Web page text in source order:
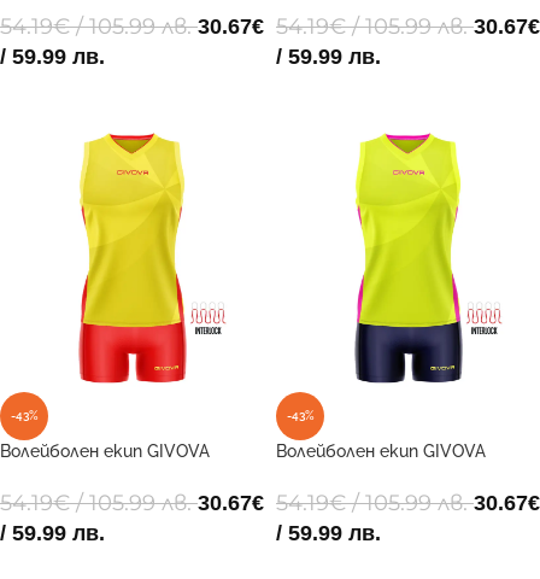
54.19€/ 105.99 лв.30.67€
/ 59.99 лв.
54.19€/ 105.99 лв.30.67€
/ 59.99 лв.
-43%
Волейболен екип GIVOVA
54.19€/ 105.99 лв.30.67€
/ 59.99 лв.
-43%
Волейболен екип GIVOVA
54.19€/ 105.99 лв.30.67€
/ 59.99 лв.